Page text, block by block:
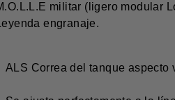
militar (ligero modular
engranaje.
ALS Correa del tanque aspecto